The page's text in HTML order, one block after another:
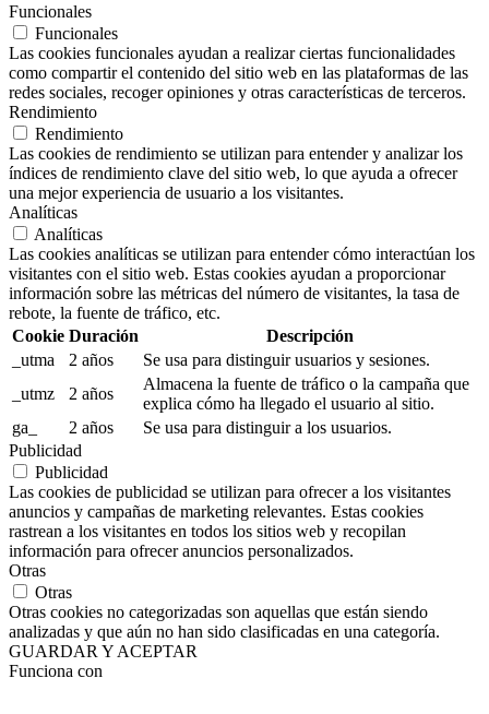
Funcionales
Funcionales
Las cookies funcionales ayudan a realizar ciertas funcionalidades
como compartir el contenido del sitio web en las plataformas de las
redes sociales, recoger opiniones y otras características de terceros.
Rendimiento
Rendimiento
Las cookies de rendimiento se utilizan para entender y analizar los
índices de rendimiento clave del sitio web, lo que ayuda a ofrecer
una mejor experiencia de usuario a los visitantes.
Analíticas
Analíticas
Las cookies analíticas se utilizan para entender cómo interactúan los
visitantes con el sitio web. Estas cookies ayudan a proporcionar
información sobre las métricas del número de visitantes, la tasa de
rebote, la fuente de tráfico, etc.
Cookie Duración
Descripción
_utma
2 años
Se usa para distinguir usuarios y sesiones.
_utmz
2 años
Almacena la fuente de tráfico o la campaña que
explica cómo ha llegado el usuario al sitio.
ga_
2 años
Se usa para distinguir a los usuarios.
Publicidad
Publicidad
Las cookies de publicidad se utilizan para ofrecer a los visitantes
anuncios y campañas de marketing relevantes. Estas cookies
rastrean a los visitantes en todos los sitios web y recopilan
información para ofrecer anuncios personalizados.
Otras
Otras
Otras cookies no categorizadas son aquellas que están siendo
analizadas y que aún no han sido clasificadas en una categoría.
GUARDAR Y ACEPTAR
Funciona con